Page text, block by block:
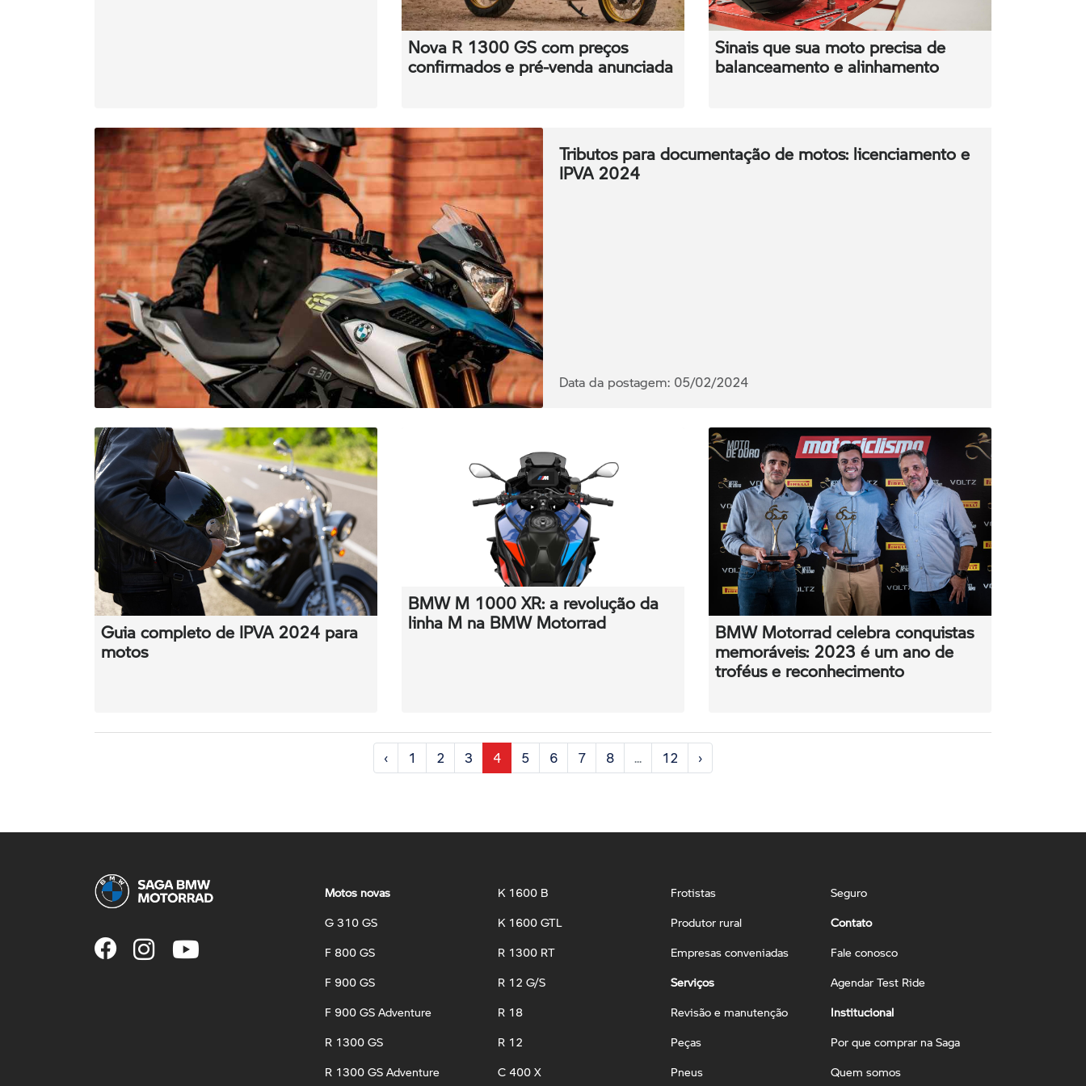
Nova R 1300 GS com preços
confirmados e pré-venda anunciada
Sinais que sua moto precisa de
balanceamento e alinhamento
Tributos para documentação de motos: licenciamento e
IPVA 2024
Data da postagem: 05/02/2024
Guia completo de IPVA 2024 para
motos
BMW M 1000 XR: a revolução da
linha M na BMW Motorrad
BMW Motorrad celebra conquistas
memoráveis: 2023 é um ano de
troféus e reconhecimento
‹ 1 2 3 4 5 6 7 8 ... 12 ›
Motos novas
G 310 GS
F 800 GS
F 900 GS
F 900 GS Adventure
R 1300 GS
R 1300 GS Adventure
K 1600 B
K 1600 GTL
R 1300 RT
R 12 G/S
R 18
R 12
C 400 X
Frotistas
Produtor rural
Empresas conveniadas
Serviços
Revisão e manutenção
Peças
Pneus
Seguro
Contato
Fale conosco
Agendar Test Ride
Institucional
Por que comprar na Saga
Quem somos